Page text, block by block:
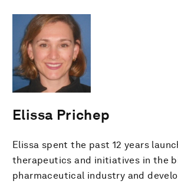
Elissa Prichep
Elissa spent the past 12 years
therapeutics and initiatives in the
pharmaceutical industry and